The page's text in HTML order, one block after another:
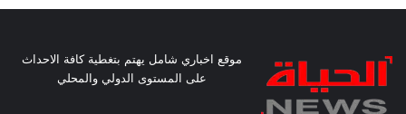
موقع اخباري شامل يهتم بتغطية كافة الاحداث
على المستوى الدولي والمحلي